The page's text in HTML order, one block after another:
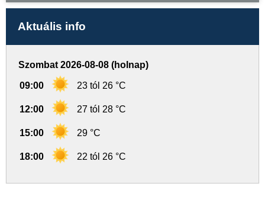
Aktuális info
Szombat 2026-08-08 (holnap)
09:00 23 tól 26 °C
12:00 27 tól 28 °C
15:00 29 °C
18:00 22 tól 26 °C